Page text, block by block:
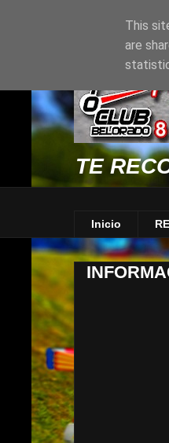
TE
Inicio
This
are